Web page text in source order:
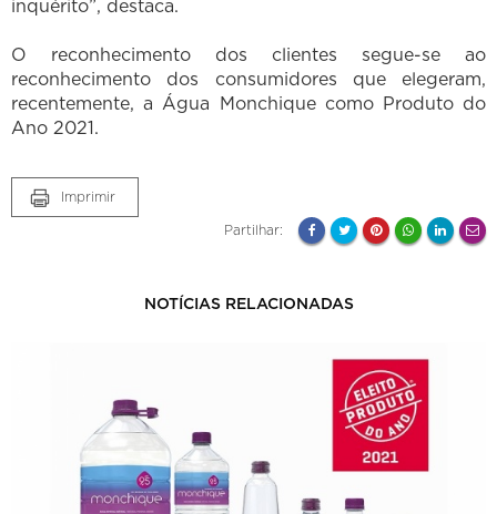
inquérito”, destaca.
O reconhecimento dos clientes segue-se ao
reconhecimento dos consumidores que elegeram,
recentemente, a Água Monchique como Produto do
Ano 2021.
Imprimir
Partilhar:
NOTÍCIAS RELACIONADAS